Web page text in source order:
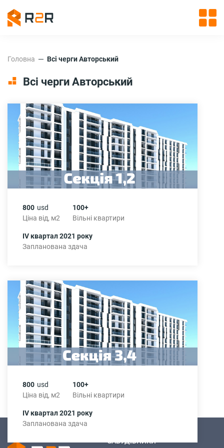
Головна Всі черги Авторський
Всі черги Авторський
800 usd
Ціна від, м2
100+
Вільні квартири
IV квартал 2021 року
Запланована здача
800 usd
Ціна від, м2
100+
Вільні квартири
ІV квартал 2021 року
Запланована здача
ЗАБУДІВНИКИ